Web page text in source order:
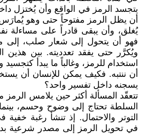
يتجسد الرمز في الواقع وأن يُختزل
أن يظل الرمز مفتوحاً حتى وهو
يُغلق، وأن يبقى قادراً على مساءلة
فهو أن يتحول إلى شعار صلب، إلى
ويُكرَّر حتى يفقد تعدديته. بين هذين
استخدام للرمز، وغالباً ما يبدأ
أن ننتبه. فكيف يمكن للإنسان أن
يسجنه داخل تفسير واحد؟
تتعقّد المسألة أكثر حين يلامس الرمز
السلطة تحتاج إلى وضوح وحسم،
التوتر والاحتمال. إذ تنشأ رغبة خفية
في تحويل الرمز إلى مصدر شرعية